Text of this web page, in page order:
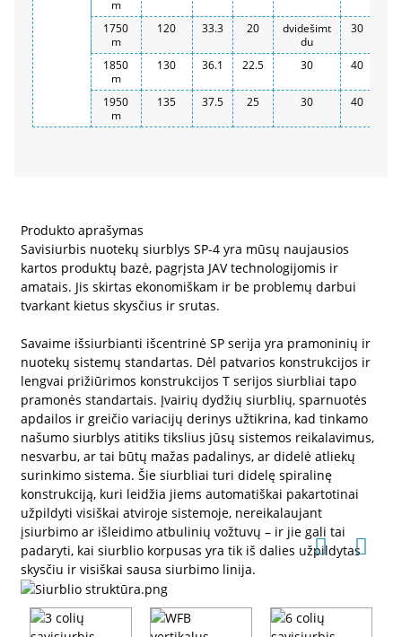
m
1750
m
120 33.3 20
dvidešimt
du
30
1850
m
130 36.1 22.5 30 40
1950
m
135 37.5 25 30 40
Produkto aprašymas
Savisiurbis nuotekų siurblys SP-4 yra mūsų naujausios
kartos produktų bazė, pagrįsta JAV technologijomis ir
amatais. Jis skirtas ekonomiškam ir be problemų darbui
tvarkant kietus skysčius ir srutas.
Savaime išsiurbianti išcentrinė SP serija yra pramoninių ir
nuotekų sistemų standartas. Dėl patvarios konstrukcijos ir
lengvai prižiūrimos konstrukcijos T serijos siurbliai tapo
pramonės standartais. Įvairių dydžių siurblių, sparnuotės
apdailos ir greičio variacijų derinys užtikrina, kad tinkamo
našumo siurblys atitiks tikslius jūsų sistemos reikalavimus,
nesvarbu, ar tai būtų mažas padalinys, ar didelė atliekų
surinkimo sistema. Šie siurbliai turi didelę spiralinę
konstrukciją, kuri leidžia jiems automatiškai pakartotinai
užpildyti visiškai atviroje sistemoje, nereikalaujant
įsiurbimo ar išleidimo atbulinių vožtuvų – ir jie gali tai
padaryti, kai siurblio korpusas yra tik iš dalies užpildytas
skysčiu ir visiškai sausa siurbimo linija.